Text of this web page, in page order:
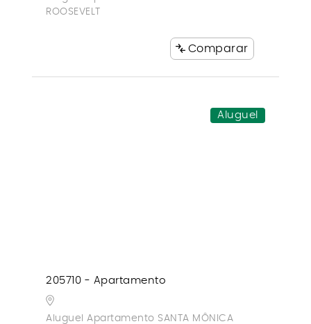
ROOSEVELT
Comparar
Aluguel
205710 - Apartamento
Aluguel Apartamento SANTA MÔNICA